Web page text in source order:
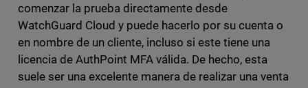
comenzar la prueba directamente desde
WatchGuard Cloud y puede hacerlo por su cuenta o
en nombre de un cliente, incluso si este tiene una
licencia de AuthPoint MFA válida. De hecho, esta
suele ser una excelente manera de realizar una venta